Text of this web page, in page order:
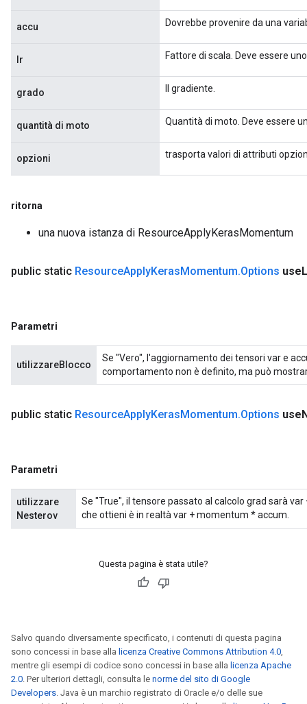
accu Dovrebbe provenire da una
lr Fattore di scala. Deve essere
grado Il gradiente.
quantità di moto Quantità di moto. Deve essere
opzioni trasporta valori di attributi
ritorna
una nuova istanza di ResourceApplyKerasMomentum
public static ResourceApplyKerasMomentum.Options use
Parametri
utilizzareBlocco
Se "Vero", l'aggiornamento dei tensori var e
comportamento non è definito, ma può
public static ResourceApplyKerasMomentum.Options use
Parametri
utilizzare
Nesterov
Se "True", il tensore passato al calcolo grad sarà
che ottieni è in realtà var + momentum * accum.
Questa pagina è stata utile?
Salvo quando diversamente specificato, i contenuti di questa pagina
sono concessi in base alla licenza Creative Commons Attribution 4.0,
mentre gli esempi di codice sono concessi in base alla licenza Apache
2.0. Per ulteriori dettagli, consulta le norme del sito di Google
Developers. Java è un marchio registrato di Oracle e/o delle sue